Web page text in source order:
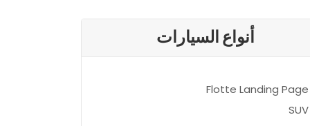
أنواع السيارات
Flotte Landing Page
SUV